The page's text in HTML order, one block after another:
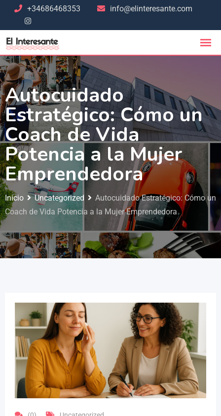
+34686468353 info@elinteresante.com
Autocuidado
Estratégico: Cómo un
Coach de Vida
Potencia a la Mujer
Emprendedora
Inicio Uncategorized
Autocuidado Estratégico: Cómo un
Coach de Vida Potencia a la Mujer Emprendedora